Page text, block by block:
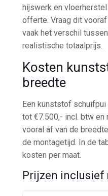
hijswerk en
offerte. Vraag dit
vaak het verschil
realistische totaalprijs.
Kosten
breedte
Een kunststof
tot €7.500,- incl. btw en
vooral af van de
de montagetijd. In de
kosten per maat.
Prijzen inclusief